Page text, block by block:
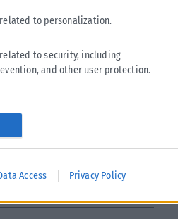
to personalization.
to security, including
and other user protection.
Access Privacy Policy